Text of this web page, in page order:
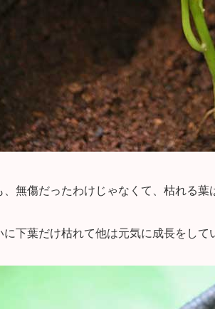
、無傷だったわけじゃなくて、枯れる葉
下葉だけ枯れて他は元気に成長をして